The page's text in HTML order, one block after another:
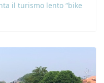
il turismo lento “bike